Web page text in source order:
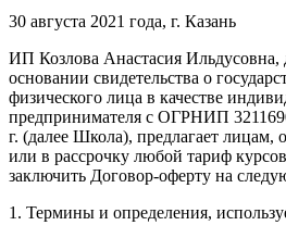
30 августа 2021 года, г. Казань
ИП Козлова Анастасия Ильдусовна,
основании свидетельства о
физического лица в качестве
предпринимателя с ОГРНИП
г. (далее Школа), предлагает
или в рассрочку любой тариф
заключить Договор-оферту на
1. Термины и определения,